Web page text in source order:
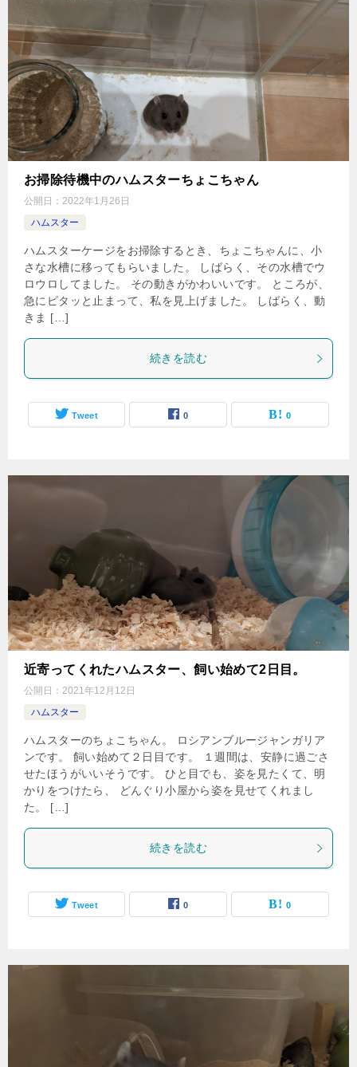
お掃除待機中のハムスターちょこちゃん
公開日： 2022年1月26日
ハムスター
ハムスターケージをお掃除するとき、ちょこちゃんに、小
さな水槽に移ってもらいました。 しばらく、その水槽でウ
ロウロしてました。 その動きがかわいいです。 ところが、
急にピタッと止まって、私を見上げました。 しばらく、動
きま […]
続きを読む
Tweet 0 0
近寄ってくれたハムスター、飼い始めて2日目。
公開日： 2021年12月12日
ハムスター
ハムスターのちょこちゃん。 ロシアンブルージャンガリア
ンです。 飼い始めて２日目です。 １週間は、安静に過ごさ
せたほうがいいそうです。 ひと目でも、姿を見たくて、明
かりをつけたら、 どんぐり小屋から姿を見せてくれまし
た。 […]
続きを読む
Tweet 0 0